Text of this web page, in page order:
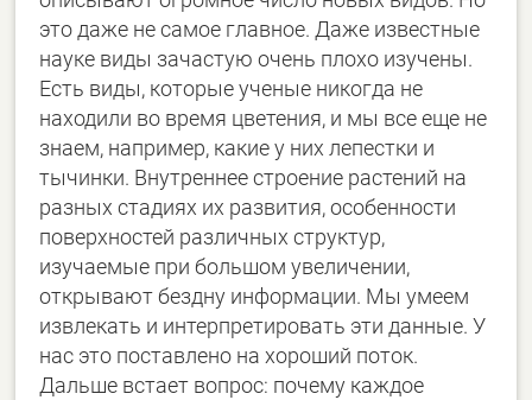
это даже не самое главное. Даже известные
науке виды зачастую очень плохо изучены.
Есть виды, которые ученые никогда не
находили во время цветения, и мы все еще не
знаем, например, какие у них лепестки и
тычинки. Внутреннее строение растений на
разных стадиях их развития, особенности
поверхностей различных структур,
изучаемые при большом увеличении,
открывают бездну информации. Мы умеем
извлекать и интерпретировать эти данные. У
нас это поставлено на хороший поток.
Дальше встает вопрос: почему каждое